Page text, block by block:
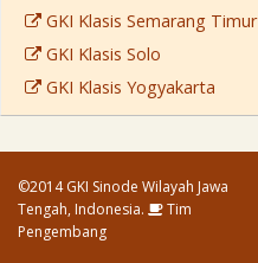
GKI Klasis Semarang Timur
GKI Klasis Solo
GKI Klasis Yogyakarta
©2014 GKI Sinode Wilayah Jawa
Tengah, Indonesia.
Tim
Pengembang